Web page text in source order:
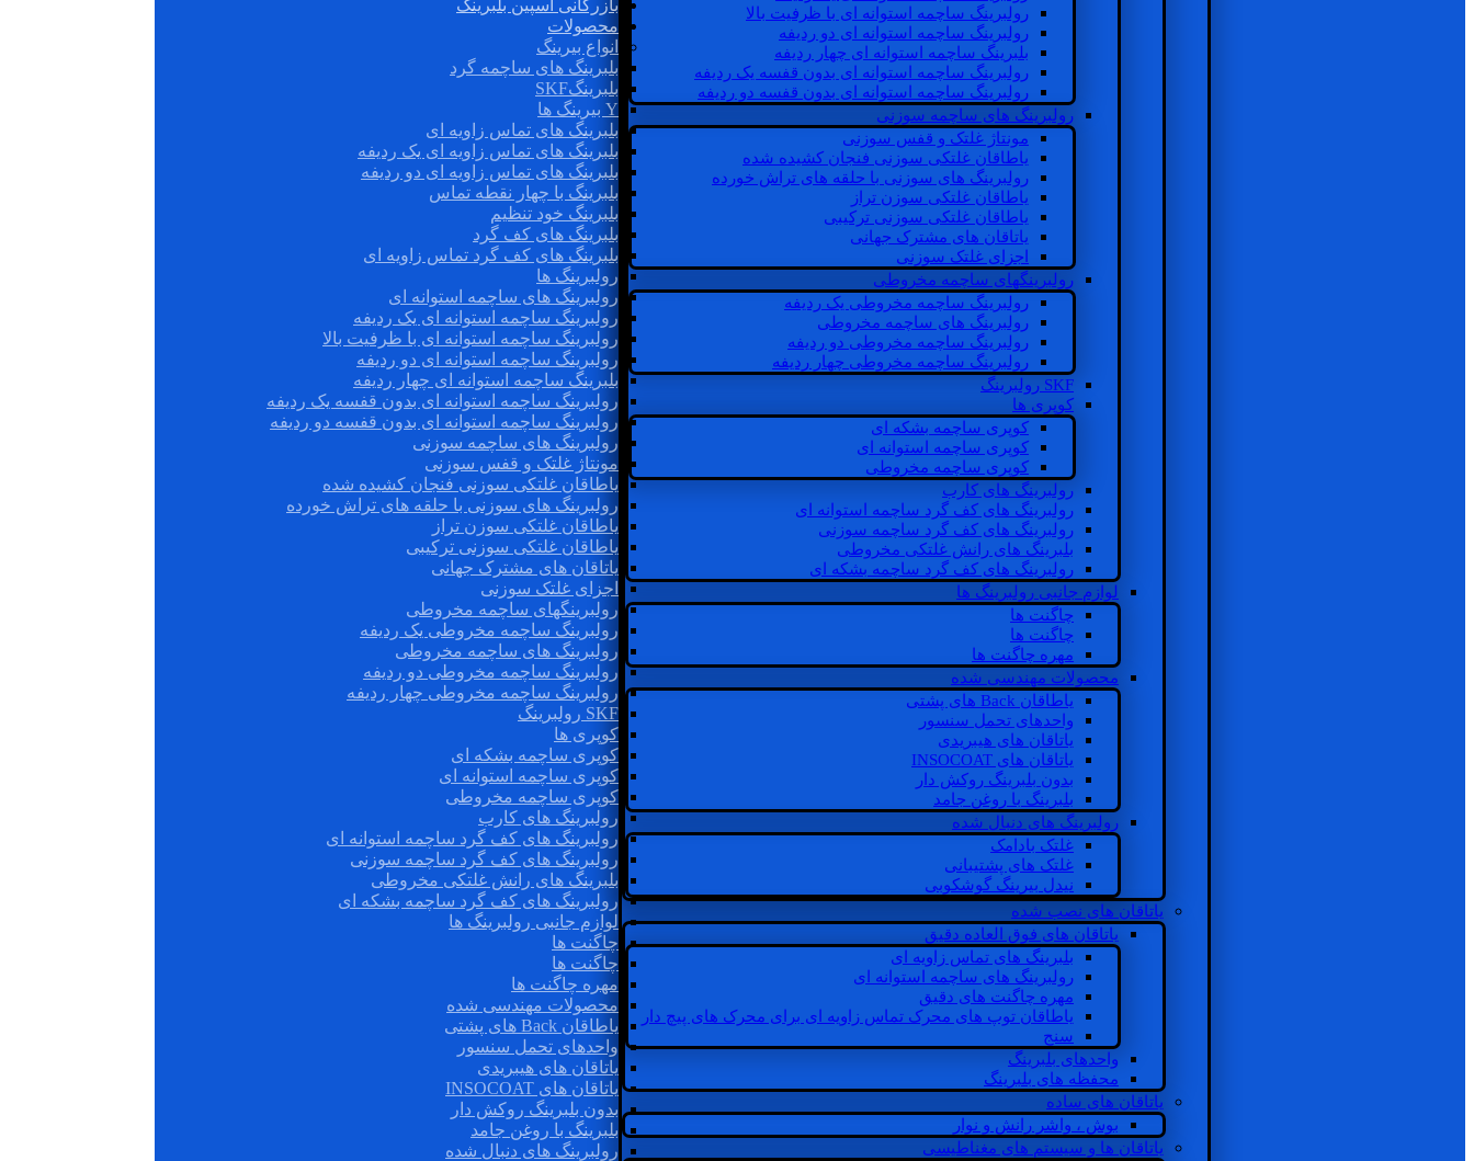
رولبرینگ ساچمه استوانه ای با ظرفیت بالا
رولبرینگ ساچمه استوانه ای دو ردیفه
بلبرینگ ساچمه استوانه ای چهار ردیفه
رولبرینگ ساچمه استوانه ای بدون قفسه یک ردیفه
رولبرینگ ساچمه استوانه ای بدون قفسه دو ردیفه
رولبرینگ های ساچمه سوزنی
مونتاژ غلتک و قفس سوزنی
یاطاقان غلتکی سوزنی فنجان کشیده شده
رولبرینگ های سوزنی با حلقه های تراش خورده
یاطاقان غلتکی سوزن تراز
یاطاقان غلتکی سوزنی ترکیبی
یاتاقان های مشترک جهانی
اجزای غلتک سوزنی
رولبرینگهای ساچمه مخروطی
رولبرینگ ساچمه مخروطی یک ردیفه
رولبرینگ های ساچمه مخروطی
رولبرینگ ساچمه مخروطی دو ردیفه
رولبرینگ ساچمه مخروطی چهار ردیفه
SKF رولبرینگ
کوپری ها
کوپری ساچمه بشکه ای
کوپری ساچمه استوانه ای
کوپری ساچمه مخروطی
رولبرینگ های کارب
رولبرینگ های کف گرد ساچمه استوانه ای
رولبرینگ های کف گرد ساچمه سوزنی
بلبرینگ های رانش غلتکی مخروطی
رولبرینگ های کف گرد ساچمه بشکه ای
لوازم جانبی رولبرینگ ها
چاگنت ها
چاگنت ها
مهره چاگنت ها
محصولات مهندسی شده
یاطاقان Back های پشتی
واحدهای تحمل سنسور
یاتاقان های هیبریدی
یاتاقان های INSOCOAT
بدون بلبرینگ روکش دار
بلبرینگ با روغن جامد
رولبرینگ های دنبال شده
غلتک بادامک
غلتک های پشتیبانی
نیدل بیرینگ گوشکوبی
یاتاقان های نصب شده
یاتاقان های فوق العاده دقیق
بلبرینگ های تماس زاویه ای
رولبرینگ های ساچمه استوانه ای
مهره چاگنت های دقیق
یاطاقان توپ های محرک تماس زاویه ای برای محرک های پیچ دار
سنج
واحدهای بلبرینگ
محفظه های بلبرینگ
یاتاقان های ساده
بوش ، واشر رانش و نوار
یاتاقان ها و سیستم های مغناطیسی
بازرگانی اسپین بلبرینگ
محصولات
انواع بیرینگ
بلبرینگ های ساچمه گرد
بلبرینگSKF
Y بیرینگ ها
بلبرینگ های تماس زاویه ای
بلبرینگ های تماس زاویه ای یک ردیفه
بلبرینگ های تماس زاویه ای دو ردیفه
بلبرینگ با چهار نقطه تماس
بلبرینگ خود تنظیم
بلبرینگ های کف گرد
بلبرینگ های کف گرد تماس زاویه ای
رولبرینگ ها
رولبرینگ های ساچمه استوانه ای
رولبرینگ ساچمه استوانه ای یک ردیفه
رولبرینگ ساچمه استوانه ای با ظرفیت بالا
رولبرینگ ساچمه استوانه ای دو ردیفه
بلبرینگ ساچمه استوانه ای چهار ردیفه
رولبرینگ ساچمه استوانه ای بدون قفسه یک ردیفه
رولبرینگ ساچمه استوانه ای بدون قفسه دو ردیفه
رولبرینگ های ساچمه سوزنی
مونتاژ غلتک و قفس سوزنی
یاطاقان غلتکی سوزنی فنجان کشیده شده
رولبرینگ های سوزنی با حلقه های تراش خورده
یاطاقان غلتکی سوزن تراز
یاطاقان غلتکی سوزنی ترکیبی
یاتاقان های مشترک جهانی
اجزای غلتک سوزنی
رولبرینگهای ساچمه مخروطی
رولبرینگ ساچمه مخروطی یک ردیفه
رولبرینگ های ساچمه مخروطی
رولبرینگ ساچمه مخروطی دو ردیفه
رولبرینگ ساچمه مخروطی چهار ردیفه
SKF رولبرینگ
کوپری ها
کوپری ساچمه بشکه ای
کوپری ساچمه استوانه ای
کوپری ساچمه مخروطی
رولبرینگ های کارب
رولبرینگ های کف گرد ساچمه استوانه ای
رولبرینگ های کف گرد ساچمه سوزنی
بلبرینگ های رانش غلتکی مخروطی
رولبرینگ های کف گرد ساچمه بشکه ای
لوازم جانبی رولبرینگ ها
چاگنت ها
چاگنت ها
مهره چاگنت ها
محصولات مهندسی شده
یاطاقان Back های پشتی
واحدهای تحمل سنسور
یاتاقان های هیبریدی
یاتاقان های INSOCOAT
بدون بلبرینگ روکش دار
بلبرینگ با روغن جامد
رولبرینگ های دنبال شده